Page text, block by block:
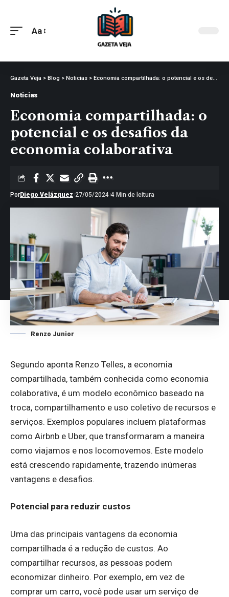
Aa
Gazeta Veja > Blog > Noticias > Economia compartilhada: o potencial e os desafios da economia colaborativa
Noticias
Economia compartilhada: o
potencial e os desafios da
economia colaborativa
Por Diego Velázquez 27/05/2024 4 Min de leitura
Renzo Junior
Segundo aponta Renzo Telles, a economia
compartilhada, também conhecida como economia
colaborativa, é um modelo econômico baseado na
troca, compartilhamento e uso coletivo de recursos e
serviços. Exemplos populares incluem plataformas
como Airbnb e Uber, que transformaram a maneira
como viajamos e nos locomovemos. Este modelo
está crescendo rapidamente, trazendo inúmeras
vantagens e desafios.
Potencial para reduzir custos
Uma das principais vantagens da economia
compartilhada é a redução de custos. Ao
compartilhar recursos, as pessoas podem
economizar dinheiro. Por exemplo, em vez de
comprar um carro, você pode usar um serviço de